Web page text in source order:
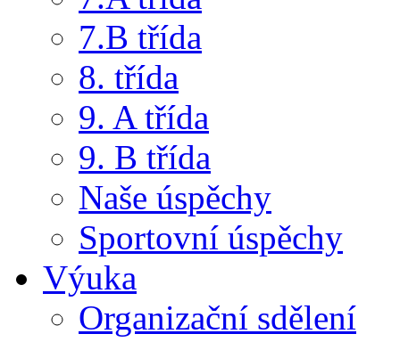
7.B třída
8. třída
9. A třída
9. B třída
Naše úspěchy
Sportovní úspěchy
Výuka
Organizační sdělení